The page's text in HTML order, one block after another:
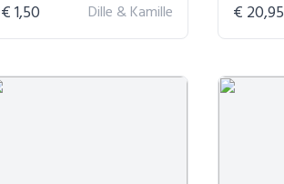
€ 1,50 Dille & Kamille € 20,95